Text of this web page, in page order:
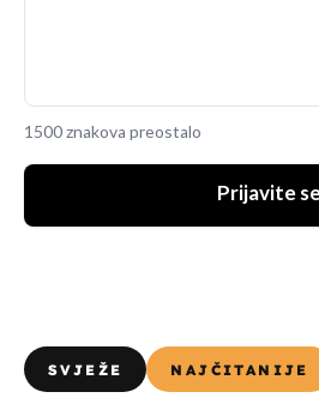
1500 znakova preostalo
Prijavite
SVJEŽE NAJČITANIJE